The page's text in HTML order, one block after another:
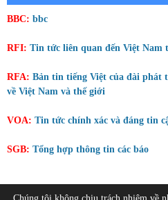
BBC: bbc
RFI: Tin tức liên quan đến Việt Nam
RFA: Bản tin tiếng Việt của đài phát
về Việt Nam và thế giới
VOA: Tin tức chính xác và đáng tin
SGB: Tổng hợp thông tin các báo